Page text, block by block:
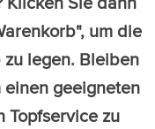
um die
legen. Bleiben
geeigneten
Topfservice zu